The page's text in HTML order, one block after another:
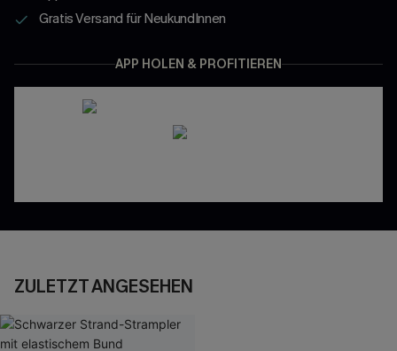
Gratis Versand für NeukundInnen
APP HOLEN & PROFITIEREN
ZULETZT ANGESEHEN